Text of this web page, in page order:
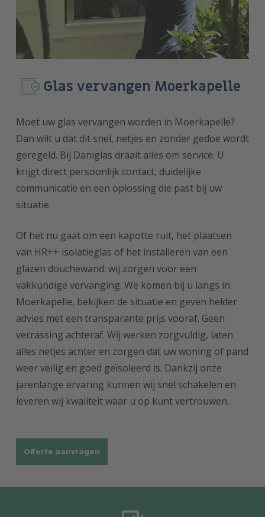
Glas vervangen Moerkapelle
Moet uw glas vervangen worden in Moerkapelle?
Dan wilt u dat dit snel, netjes en zonder gedoe wordt
geregeld. Bij Daniglas draait alles om service. U
krijgt direct persoonlijk contact, duidelijke
communicatie en een oplossing die past bij uw
situatie.
Of het nu gaat om een kapotte ruit, het plaatsen
van HR++ isolatieglas of het installeren van een
glazen douchewand: wij zorgen voor een
vakkundige vervanging. We komen bij u langs in
Moerkapelle, bekijken de situatie en geven helder
advies met een transparante prijs vooraf. Geen
verrassing achteraf. Wij werken zorgvuldig, laten
alles netjes achter en zorgen dat uw woning of pand
weer veilig en goed geïsoleerd is. Dankzij onze
jarenlange ervaring kunnen wij snel schakelen en
leveren wij kwaliteit waar u op kunt vertrouwen.
Offerte aanvragen